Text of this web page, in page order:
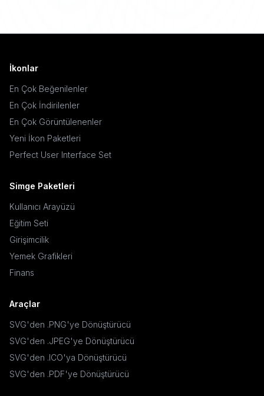
İkonlar
En Çok Beğenilenler
En Çok İndirilenler
En Çok Görüntülenenler
Yeni İkon Paketleri
Perfect User Interface Set
Simge Paketleri
Kullanıcı Arayüzü
Eğitim Seti
Girişimcilik
Yemek Grafikleri
Finans
Araçlar
SVG'den .PNG'ye Dönüştürücü
SVG'den .JPEG'ye Dönüştürücü
SVG'den .ICO'ya Dönüştürücü
SVG'den .PDF'ye Dönüştürücü